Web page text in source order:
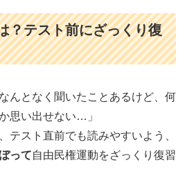
？テスト前にざっくり復
んとなく聞いたことあるけど、何
思い出せない…」
テスト直前でも読みやすいよう、
って自由民権運動をざっくり復習